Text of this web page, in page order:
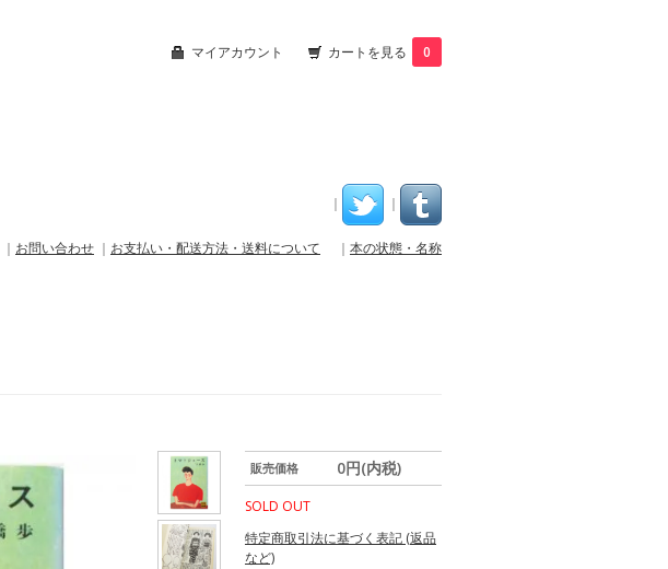
マイアカウント カートを見る 0
｜ ｜
｜ お問い合わせ ｜ お支払い・配送方法・送料について ｜ 本の状態・名称
販売価格 0円(内税)
SOLD OUT
特定商取引法に基づく表記 (返品
など)